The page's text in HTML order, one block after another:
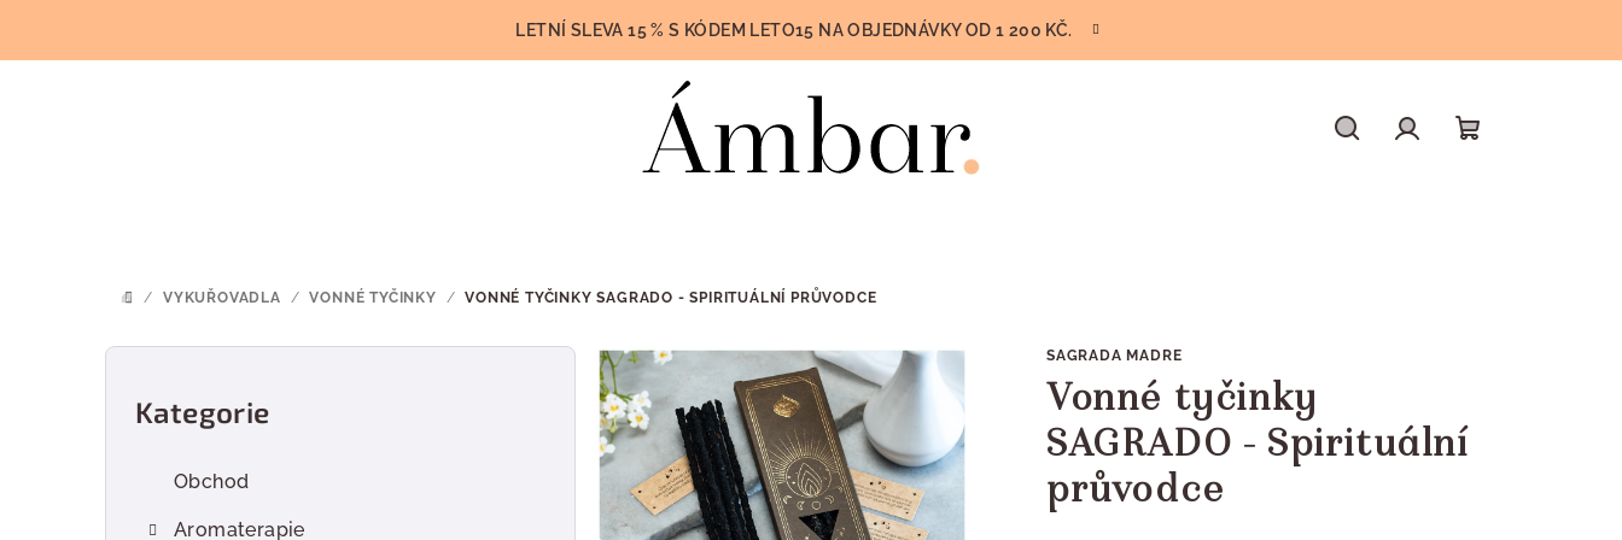
LETNÍ SLEVA 15 % S KÓDEM LETO15 NA OBJEDNÁVKY OD 1 200 KČ.
DOMŮ
/ VYKUŘOVADLA / VONNÉ TYČINKY / VONNÉ TYČINKY SAGRADO - SPIRITUÁLNÍ PRŮVODCE
P
Přeskočit
kategorie
Kategorie
Obchod
Aromaterapie
SAGRADA MADRE
Vonné tyčinky
SAGRADO - Spirituální
průvodce